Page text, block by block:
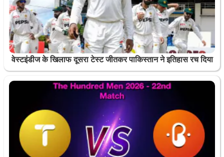
वेस्टइंडीज के खिलाफ दूसरा टेस्ट जीतकर पाकिस्तान ने इतिहास रच दिया